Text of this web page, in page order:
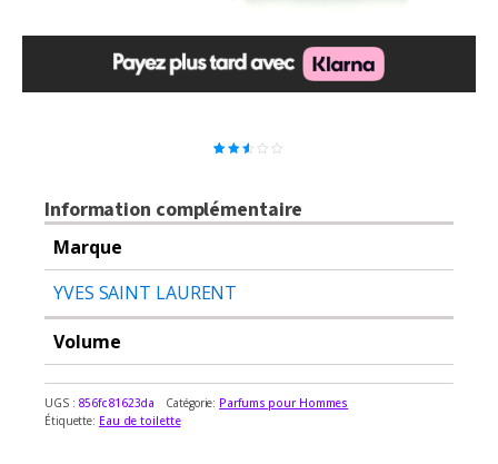
basé
sur
Information complémentaire
Marque
YVES SAINT LAURENT
Volume
UGS : 856fc81623da Catégorie: Parfums pour Hommes
Étiquette: Eau de toilette